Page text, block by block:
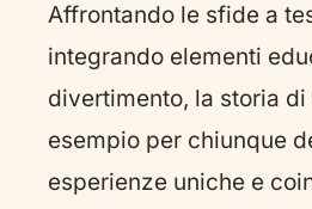
Affrontando le sfide a
integrando elementi
divertimento, la storia di
esempio per chiunque
esperienze uniche e